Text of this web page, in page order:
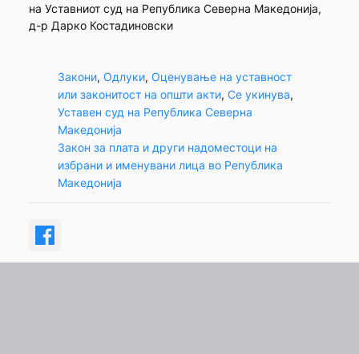
на Уставниот суд на Република Северна Македонија,
д-р Дарко Костадиновски
Закони, Одлуки, Оценување на уставност
или законитост на општи акти, Се укинува
Уставен суд на Република Северна
Македонија
Закон за плата и други надоместоци на
избрани и именувани лица во Република
Македонија